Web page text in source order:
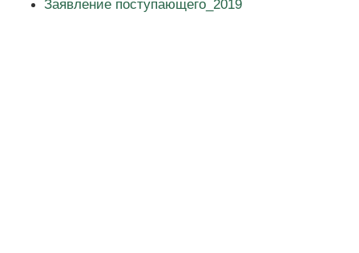
Заявление поступающего_2019